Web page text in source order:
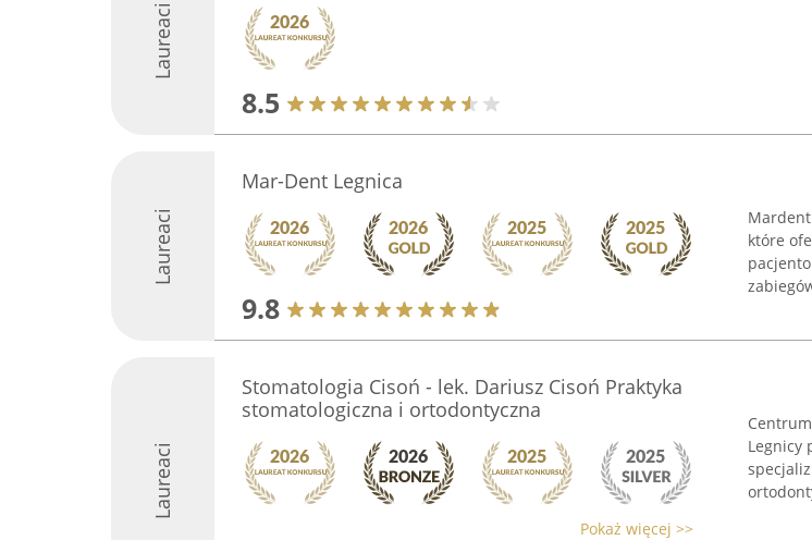
Laureaci
8.5
Laureaci
Mar-Dent Legnica
9.8
które
Laureaci
Stomatologia Cisoń - lek. Dariusz Cisoń Praktyka
stomatologiczna i ortodontyczna
Pokaż więcej >>
Legnicy